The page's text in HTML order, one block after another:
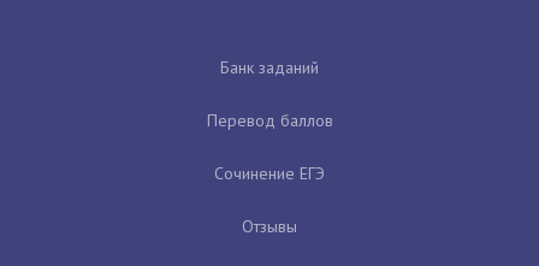
Банк заданий
Перевод баллов
Сочинение ЕГЭ
Отзывы